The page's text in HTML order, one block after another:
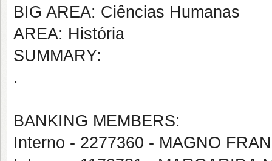
BIG AREA: Ciências Humanas
AREA: História
SUMMARY:
.
BANKING MEMBERS:
Interno - 2277360 - MAGNO